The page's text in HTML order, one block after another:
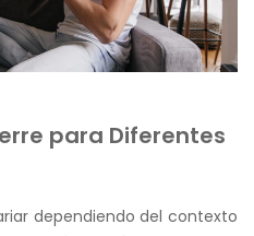
para Diferentes
dependiendo del contexto